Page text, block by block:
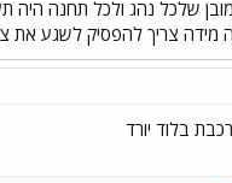
שלכל נהג ולכל תחנה היה
מידה צריך להפסיק לשגע את
בלוד יורד